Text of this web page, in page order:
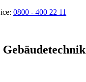
0800 - 400 22 11